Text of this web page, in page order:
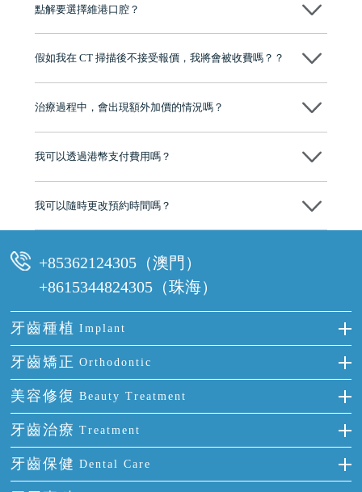
點解要選擇維港口腔？
維港口腔踐行「醫道濟世」的大學校訓，各分院匯聚來自香港、內地的
牌」、「2025香港企業領袖品牌」，是諾貝爾種植系統全球放心植牙中
至今已服務超過三十個國家和地區的顧客，受到粵港澳大灣區及周邊城
市市民極高的口碑評價及信任推薦 珠海、深圳設有八大分院，香港亦設
有咨詢及服務保障中心，有任何問題都可以隨時預約免費咨詢，讓人十
假如我在 CT 掃描後不接受報價，我將會被收費嗎？？
治療過程中，會出現額外加價的情況嗎？
我可以透過港幣支付費用嗎？
我可以隨時更改預約時間嗎？
可以，請盡早通過wechat或whatsapp聯絡我們，告知我們你原本預約的
+85362124305（澳門）
+8615344824305（珠海）
牙齒種植 Implant
種牙
單顆牙缺失
門牙缺失
多顆牙缺失
半口缺失
牙齒矯正 Orthodontic
隱形箍牙
前牙反頜
牙齒擁擠
牙齒前突
美容修復 Beauty Treatment
全瓷牙
烤瓷牙
氟斑牙
牙齒治療 Treatment
補牙
牙齒保健 Dental Care